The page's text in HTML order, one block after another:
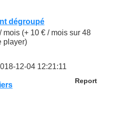
dégroupé
mois (+ 10 € / mois sur 48
player)
12-04 12:21:11
Report